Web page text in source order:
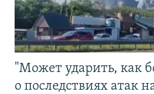
"Может ударить, как
о последствиях атак